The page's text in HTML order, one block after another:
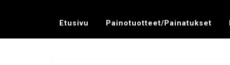
Etusivu Painotuotteet/Painatukset